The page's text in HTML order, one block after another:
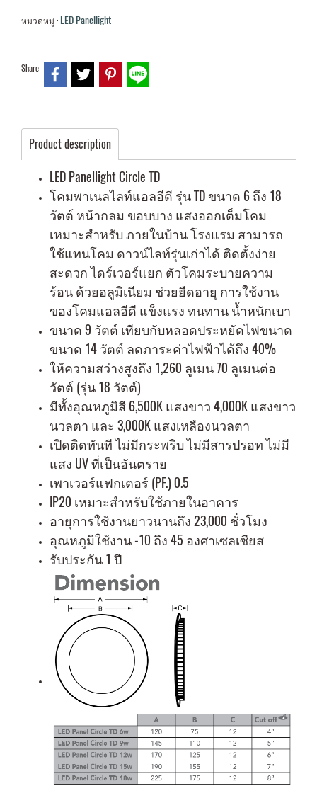
หมวดหมู่ : LED Panellight
Share
Product description
LED Panellight Circle TD
โคมพาเนลไลท์แอลอีดี รุ่น ​TD ขนาด 6 ถึง 18
วัตต์ หน้ากลม ขอบบาง แสงออกเต็มโคม
เหมาะสำหรับ ภายในบ้าน โรงแรม สามารถ
ใช้แทนโคม ดาวน์ไลท์รุ่นเก่าได้ ติดตั้งง่าย
สะดวก ไดร์เวอร์แยก ตัวโคมระบายความ
ร้อน ด้วยอลูมิเนียม ช่วยยืดอายุ การใช้งาน
ของโคมแอลอีดี แข็งแรง ทนทาน น้ำหนักเบา
ขนาด 9 วัตต์ เทียบกับหลอดประหยัดไฟขนาด
ขนาด 14 วัตต์ ลดภาระค่าไฟฟ้าได้ถึง 40%
ให้ความสว่างสูงถึง 1,260 ลูเมน 70 ลูเมนต่อ
วัตต์ (รุ่น 18 วัตต์)
มีทั้งอุณหภูมิสี 6,500K แสงขาว 4,000K แสงขาว
นวลตา และ 3,000K แสงเหลืองนวลตา
เปิดติดทันที ไม่มีกระพริบ ไม่มีสารปรอท ไม่มี
แสง UV ที่เป็นอันตราย
เพาเวอร์แฟกเตอร์ (PF.) 0.5
IP20 เหมาะสำหรับใช้ภายในอาคาร
อายุการใช้งานยาวนานถึง 23,000 ชั่วโมง
อุณหภูมิใช้งาน -10 ถึง 45 องศาเซลเซียส
รับประกัน 1 ปี